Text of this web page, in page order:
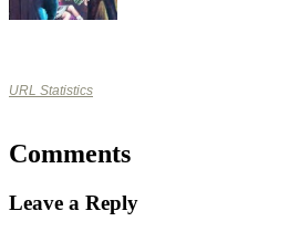
URL Statistics
Comments
Leave a Reply